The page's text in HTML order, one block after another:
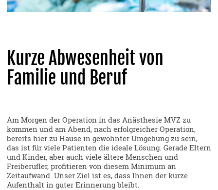
Kurze Abwesenheit von
Familie und Beruf
Am Morgen der Operation in das Anästhesie MVZ zu
kommen und am Abend, nach erfolgreicher Operation,
bereits hier zu Hause in gewohnter Umgebung zu sein,
das ist für viele Patienten die ideale Lösung. Gerade Eltern
und Kinder, aber auch viele ältere Menschen und
Freiberufler, profitieren von diesem Minimum an
Zeitaufwand. Unser Ziel ist es, dass Ihnen der kurze
Aufenthalt in guter Erinnerung bleibt.